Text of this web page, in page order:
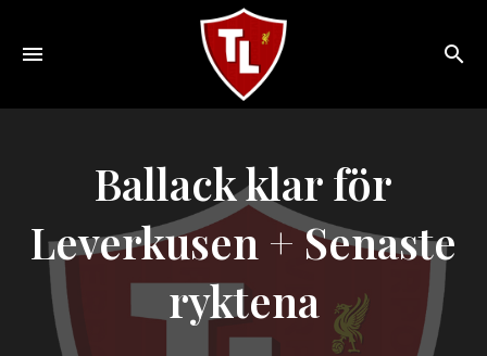
Sveriges
online
magazine!
Ballack klar för
Leverkusen + Senaste
ryktena